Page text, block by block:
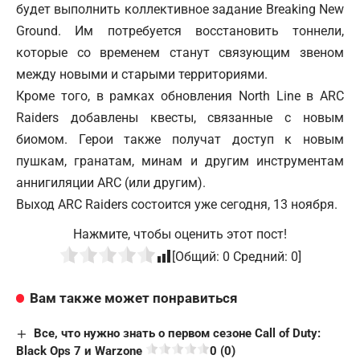
будет выполнить коллективное задание Breaking New
Ground. Им потребуется восстановить тоннели,
которые со временем станут связующим звеном
между новыми и старыми территориями.
Кроме того, в рамках обновления North Line в ARC
Raiders добавлены квесты, связанные с новым
биомом. Герои также получат доступ к новым
пушкам, гранатам, минам и другим инструментам
аннигиляции ARC (или другим).
Выход ARC Raiders состоится уже сегодня, 13 ноября.
Нажмите, чтобы оценить этот пост!
[Общий: 0 Средний: 0]
Вам также может понравиться
Все, что нужно знать о первом сезоне Call of Duty:
Black Ops 7 и Warzone
0 (0)